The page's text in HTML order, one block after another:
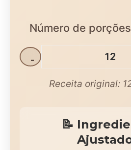
Número de
-
Receita original:
📝